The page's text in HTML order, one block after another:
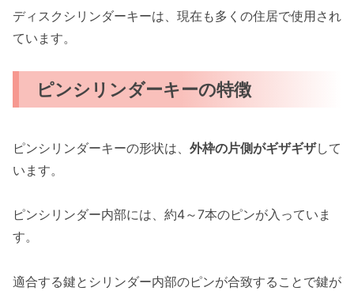
ディスクシリンダーキーは、現在も多くの住居で使用され
ています。
ピンシリンダーキーの特徴
ピンシリンダーキーの形状は、 外枠の片側がギザギザして
います。
ピンシリンダー内部には、約4～7本のピンが入っていま
す。
適合する鍵とシリンダー内部のピンが合致することで鍵が